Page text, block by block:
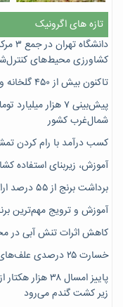
تازه های اگرونیک
کشاورزی محیط‌های
تاکنون بیش از ۴۵۰ گلخانه و باغ استان یزد شناسنامه‌دار شده‌اند
پیش‌بینی ۷‌ هزار
شمال‌غرب کشور
کسب درآمد با رام کردن
آموزش، زیربنای استفاده
برداشت برنج از ۵۵ درصد اراضی شالیکاری گیلان
آموزش و ترویج مهم‌ترین
کاهش اثرات تنش آبی در
خسارت ۲۵ درصدی علف‌های هرز به محصولات کشاورزی
پاییز امسال
زیر کشت گندم می‌رود